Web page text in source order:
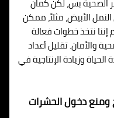
الصحية بس، لكن كمان
الأبيض، مثلاً، ممكن
نتخذ خطوات فعالة
والأمان. تقليل أعداد
وزيادة الإنتاجية في
ومنع دخول الحشرات